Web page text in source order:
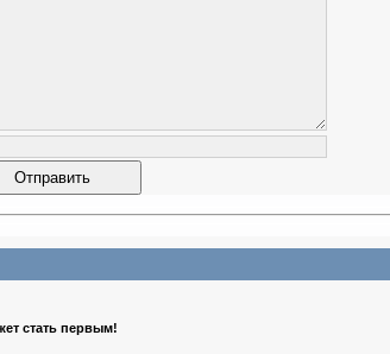
стать первым!